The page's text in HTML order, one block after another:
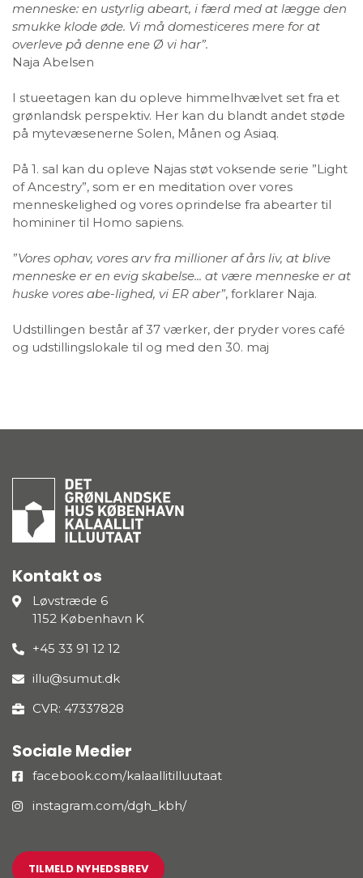
menneske: en ustyrlig abeart, i færd med at lægge den
smukke klode øde. Vi må domesticeres mere for at
overleve på denne ene Ø vi har”.
Naja Abelsen
I stueetagen kan du opleve himmelhvælvet set fra et
grønlandsk perspektiv. Her kan du blandt andet støde
på mytevæsenerne Solen, Månen og Asiaq.
På 1. sal kan du opleve Najas støt voksende serie ”Light
of Ancestry”, som er en meditation over vores
menneskelighed og vores oprindelse fra abearter til
homininer til Homo sapiens.
”Vores ophav, vores arv fra millioner af års liv, at blive
menneske er en evig skabelse... at være menneske er at
huske vores abe-lighed, vi ER aber”, forklarer Naja.
Udstillingen består af 37 værker, der pryder vores café
og udstillingslokale til og med den 30. maj
Kontakt os
Løvstræde 6
1152 København K
+45 33 91 12 12
illu@sumut.dk
CVR: 47337828
Sociale Medier
facebook.com/kalaallitilluutaat
instagram.com/dgh_kbh/
TILMELD NYHEDSBREV